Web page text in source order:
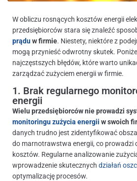
W obliczu rosnących kosztów energii
przedsiębiorców stara się znaleźć
prąduw firmie. Niestety, niektóre z
mogą przynieść odwrotny skutek.
najczęstszych błędów, które warto
zarządzać zużyciem energii w firmie.
1. Brak regularnego
energii
Wielu przedsiębiorców nie prowadzi
monitoringu zużycia energii w swoich
danych trudno jest zidentyfikować
do marnotrawstwa energii, co prowadzi
kosztów. Regularne analizowanie
wprowadzenie skutecznych działań
optymalizację procesów.